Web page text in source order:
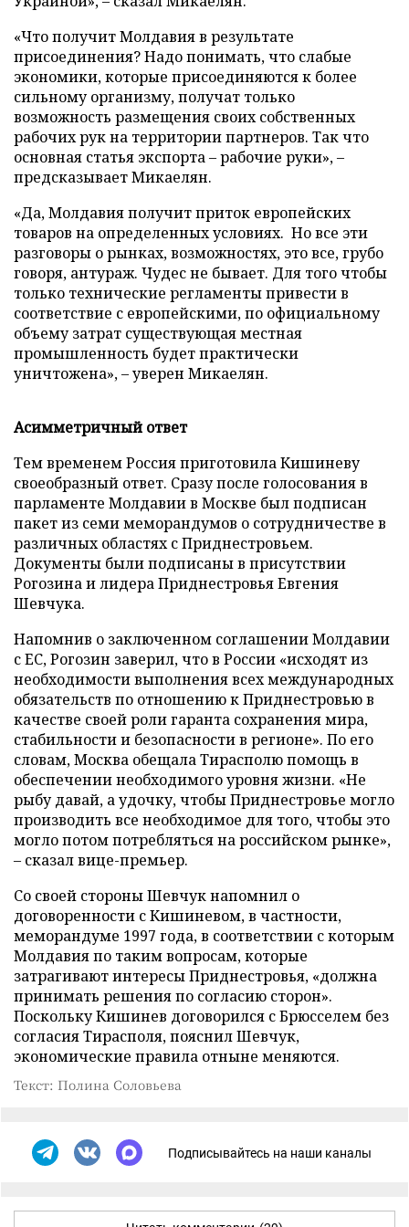
«Что получит Молдавия в результате
присоединения? Надо понимать, что слабые
экономики, которые присоединяются к более
сильному организму, получат только
возможность размещения своих собственных
рабочих рук на территории партнеров. Так что
основная статья экспорта – рабочие руки», –
предсказывает Микаелян.
«Да, Молдавия получит приток европейских
товаров на определенных условиях. Но все эти
разговоры о рынках, возможностях, это все, грубо
говоря, антураж. Чудес не бывает. Для того чтобы
только технические регламенты привести в
соответствие с европейскими, по официальному
объему затрат существующая местная
промышленность будет практически
уничтожена», – уверен Микаелян.
Асимметричный ответ
Тем временем Россия приготовила Кишиневу
своеобразный ответ. Сразу после голосования в
парламенте Молдавии в Москве был подписан
пакет из семи меморандумов о сотрудничестве в
различных областях с Приднестровьем.
Документы были подписаны в присутствии
Рогозина и лидера Приднестровья Евгения
Шевчука.
Напомнив о заключенном соглашении Молдавии
с ЕС, Рогозин заверил, что в России «исходят из
необходимости выполнения всех международных
обязательств по отношению к Приднестровью в
качестве своей роли гаранта сохранения мира,
стабильности и безопасности в регионе». По его
словам, Москва обещала Тирасполю помощь в
обеспечении необходимого уровня жизни. «Не
рыбу давай, а удочку, чтобы Приднестровье могло
производить все необходимое для того, чтобы это
могло потом потребляться на российском рынке»,
– сказал вице-премьер.
Со своей стороны Шевчук напомнил о
договоренности с Кишиневом, в частности,
меморандуме 1997 года, в соответствии с которым
Молдавия по таким вопросам, которые
затрагивают интересы Приднестровья, «должна
принимать решения по согласию сторон».
Поскольку Кишинев договорился с Брюсселем без
согласия Тирасполя, пояснил Шевчук,
экономические правила отныне меняются.
Текст: Полина Соловьева
Подписывайтесь на наши каналы